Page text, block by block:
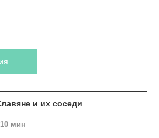
и их соседи
мин